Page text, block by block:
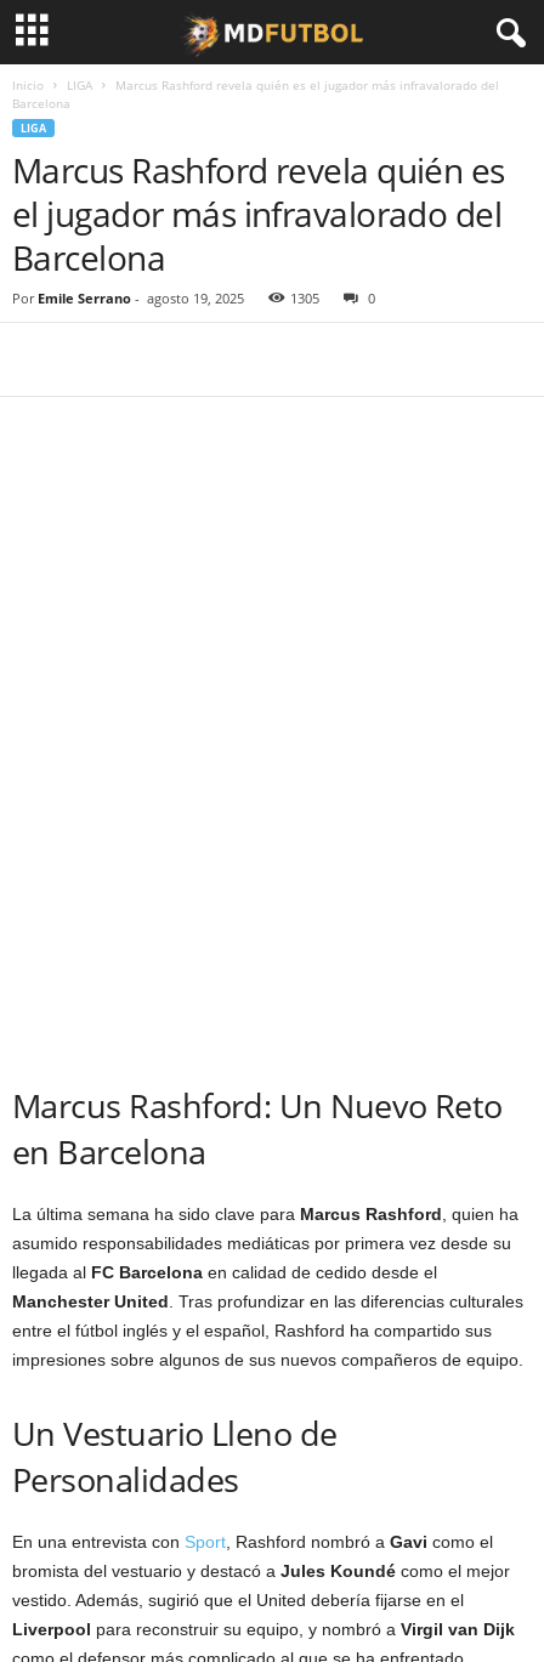
Inicio LIGA
Marcus Rashford revela quién es el jugador más infravalorado del
Barcelona
LIGA
Marcus Rashford revela quién es
el jugador más infravalorado del
Barcelona
Por Emile Serrano - agosto 19, 2025 1305 0
Marcus Rashford: Un Nuevo Reto
en Barcelona
La última semana ha sido clave para Marcus Rashford , quien ha
asumido responsabilidades mediáticas por primera vez desde su
llegada al FC Barcelona en calidad de cedido desde el
Manchester United . Tras profundizar en las diferencias culturales
entre el fútbol inglés y el español, Rashford ha compartido sus
impresiones sobre algunos de sus nuevos compañeros de equipo.
Un Vestuario Lleno de
Personalidades
En una entrevista con Sport , Rashford nombró a Gavi como el
bromista del vestuario y destacó a Jules Koundé como el mejor
vestido. Además, sugirió que el United debería fijarse en el
Liverpool para reconstruir su equipo, y nombró a Virgil van Dijk